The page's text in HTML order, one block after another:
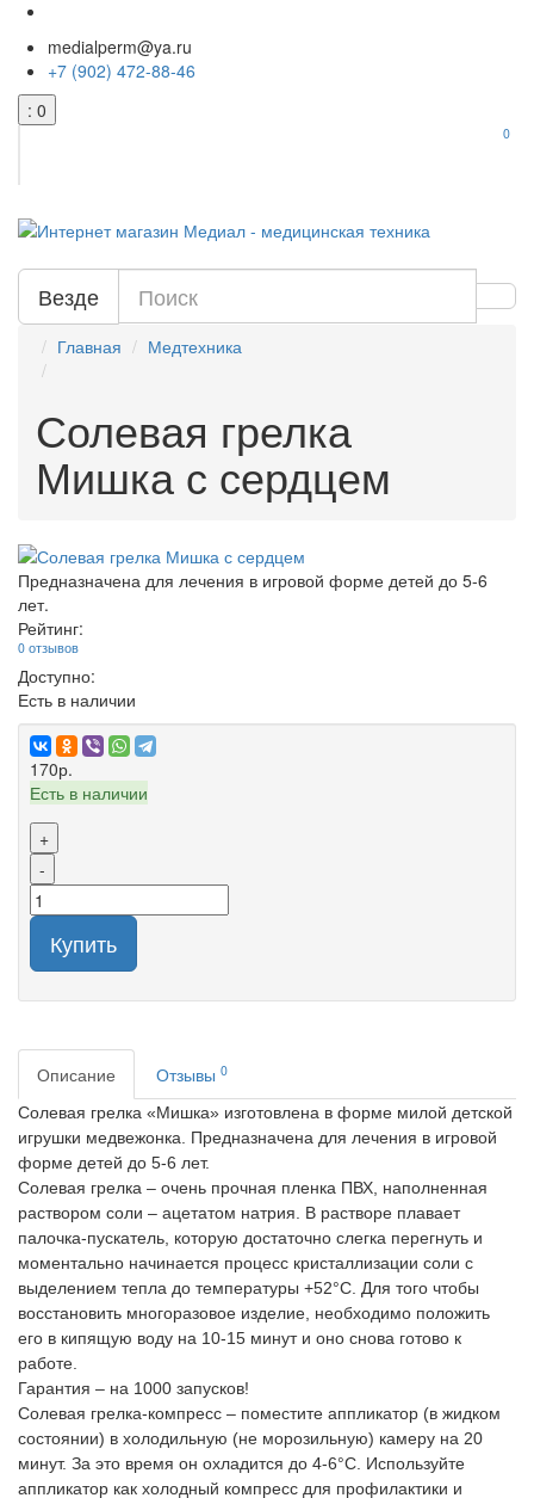
medialperm@ya.ru
+7 (902) 472-88-46
: 0
0
Везде
Главная Медтехника
Солевая грелка
Мишка с сердцем
Предназначена для лечения в игровой форме детей до 5-6
лет.
Рейтинг:
0 отзывов
Доступно:
Есть в наличии
170р.
Есть в наличии
+
-
Купить
Описание Отзывы 0
Солевая грелка «Мишка» изготовлена в форме милой детской
игрушки медвежонка. Предназначена для лечения в игровой
форме детей до 5-6 лет.
Солевая грелка – очень прочная пленка ПВХ, наполненная
раствором соли – ацетатом натрия. В растворе плавает
палочка-пускатель, которую достаточно слегка перегнуть и
моментально начинается процесс кристаллизации соли с
выделением тепла до температуры +52°C. Для того чтобы
восстановить многоразовое изделие, необходимо положить
его в кипящую воду на 10-15 минут и оно снова готово к
работе.
Гарантия – на 1000 запусков!
Солевая грелка-компресс – поместите аппликатор (в жидком
состоянии) в холодильную (не морозильную) камеру на 20
минут. За это время он охладится до 4-6°C. Используйте
аппликатор как холодный компресс для профилактики и